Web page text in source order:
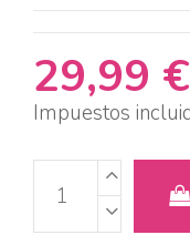
29,99 €
Impuestos